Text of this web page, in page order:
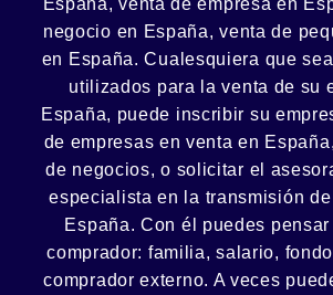
España, venta de empresa en
negocio en España, venta de
en España. Cualesquiera que
utilizados para la venta de su
España, puede inscribir su
de empresas en venta en
de negocios, o solicitar el
especialista en la transmisión
España. Con él puedes
comprador: familia,salario,
comprador externo. A veces